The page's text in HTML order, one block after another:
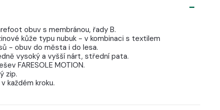
obuv s membránou, řady B.
kůže typu nubuk - v kombinaci s textilem
- obuv do města i do lesa.
vysoký a vyšší nárt, střední pata.
FARESOLE MOTION.
zip.
každém kroku.